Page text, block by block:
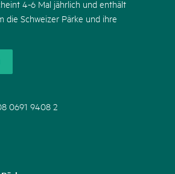
4-6 Mal jährlich und enthält
die Schweizer Pärke und ihre
0691 9408 2